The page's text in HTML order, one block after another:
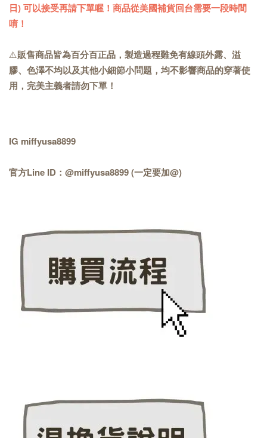
日) 可以接受再請下單喔！商品從美國補貨回台需要一段時間
唷！
⚠️販售商品皆為百分百正品，製造過程難免有線頭外露、溢
膠、色澤不均以及其他小細節小問題，均不影響商品的穿著使
用，完美主義者請勿下單！
IG miffyusa8899
官方Line ID：@miffyusa8899 (一定要加@)